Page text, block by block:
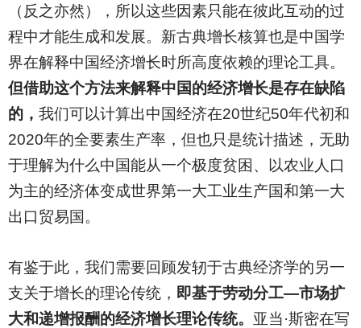
（反之亦然），所以这些因素只能在彼此互动的过
程中才能生成和发展。新古典增长核算也是中国学
界在解释中国经济增长时所高度依赖的理论工具。
但借助这个方法来解释中国的经济增长是存在缺陷
的， 我们可以计算出中国经济在20世纪50年代初和
2020年的全要素生产率，但也只是统计描述，无助
于理解为什么中国能从一个极度贫困、以农业人口
为主的经济体变成世界第一大工业生产国和第一大
出口贸易国。
有鉴于此，我们需要回顾发轫于古典经济学的另一
支关于增长的理论传统， 即基于劳动分工—市场扩
大和递增报酬的经济增长理论传统。 亚当·斯密在写